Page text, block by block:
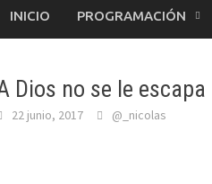
INICIO PROGRAMACIÓN
Dios no se le
22 junio, 2017 @_nicolas